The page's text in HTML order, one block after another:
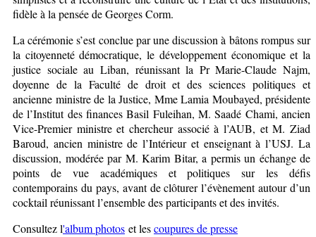
fidèle à la pensée de Georges Corm.
La cérémonie s’est conclue par une discussion à bâtons rompus sur
la citoyenneté démocratique, le développement économique et la
justice sociale au Liban, réunissant la Pr Marie-Claude Najm,
doyenne de la Faculté de droit et des sciences politiques et
ancienne ministre de la Justice, Mme Lamia Moubayed, présidente
de l’Institut des finances Basil Fuleihan, M. Saadé Chami, ancien
Vice-Premier ministre et chercheur associé à l’AUB, et M. Ziad
Baroud, ancien ministre de l’Intérieur et enseignant à l’USJ. La
discussion, modérée par M. Karim Bitar, a permis un échange de
points de vue académiques et politiques sur les défis
contemporains du pays, avant de clôturer l’évènement autour d’un
cocktail réunissant l’ensemble des participants et des invités.
Consultez l'album photos et lescoupures de presse